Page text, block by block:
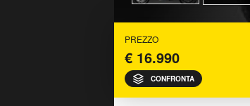
PREZZO
€ 16.990
CONFRONTA